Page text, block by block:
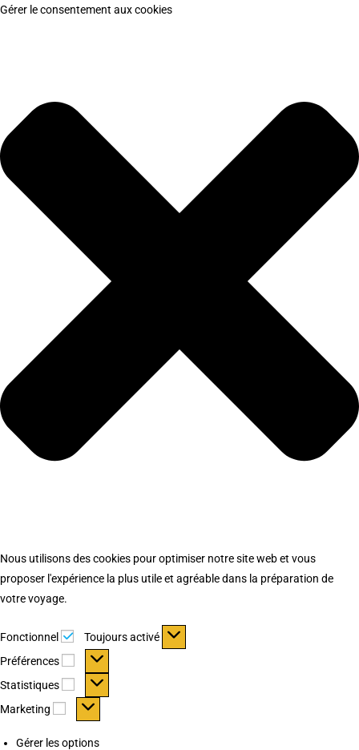
Gérer le consentement aux cookies
Nous utilisons des cookies pour optimiser notre site web et vous
proposer l'expérience la plus utile et agréable dans la préparation de
votre voyage.
Fonctionnel Fonctionnel
Toujours activé
Préférences
Préférences
Statistiques Statistiques
Marketing Marketing
Gérer les options